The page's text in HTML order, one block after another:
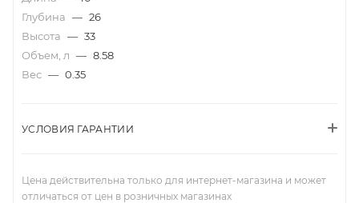
Глубина — 26
Высота — 33
Объем, л — 8.58
Вес — 0.35
УСЛОВИЯ ГАРАНТИИ
Цена действительна только для интернет-магазина и может
отличаться от цен в розничных магазинах